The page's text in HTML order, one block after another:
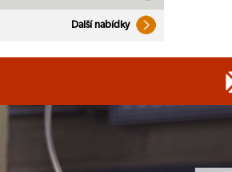
Další nabídky